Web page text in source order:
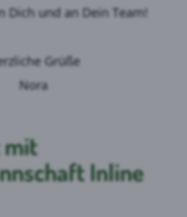
Dich und an Dein Team!
Grüße
Nora
mit
Inline